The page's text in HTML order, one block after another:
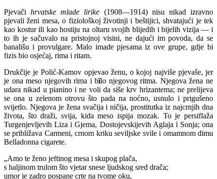
Pjevačihrvatske mlade lirike (1908—1914) nisu nikad izravno
pjevali ženi mesa, o fiziološkoj životinji i beštijici, shvatajući je tek
kao kostur ili kao hostiju na oltaru svojih blijedih i bijelih vizija — i
to ih je sačuvalo na pristojnoj visini, ne dajući im povoda, da se
banališu i provulgare. Malo imade pjesama iz ove grupe, gdje bi
fizis bio osjećaj, rima i ritam.
Drukčije je Polić-Kamov opjevao ženu, o kojoj najviše pjevaše, jer
je ona meso njegovih rima i bȉlo njegovog ritma. Njegova žena ne
udara nikad u pianino i ne voli da siše krv hrizantema; ne prelijeva
se ona u zelenom otrovu što pada na noćno, usnulo i prigušeno
svijetlo. Njegova je žena svačija i ničija, prostitutka iz najcrnjih dna
života, što draži, svija, kida meso ispija mozak. To je persiflaža
Turgenjevljevih Liza i Gjema, Dostojevskijevih Aglaja i Sonja; ona
se približava Carmeni, crnom kriku seviljske svile i omamnom dimu
Belladonna cigarete.
„Amo te ženo jeftinog mesa i skupog plača,
s haljinom trulom što vjetar snese ljudskog sred drača;
umor je zadro pospane crte na tvome oku,